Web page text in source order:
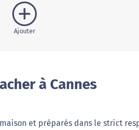
Ajouter
à Cannes
et préparés dans le strict